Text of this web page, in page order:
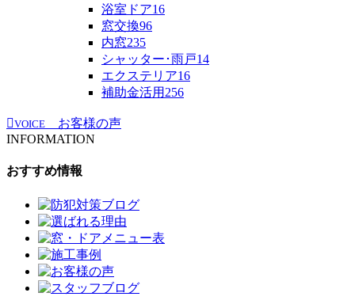
浴室ドア16
窓交換96
内窓235
シャッター･雨戸14
エクステリア16
補助金活用 256
VOICE
お客様の声
INFORMATION
おすすめ情報